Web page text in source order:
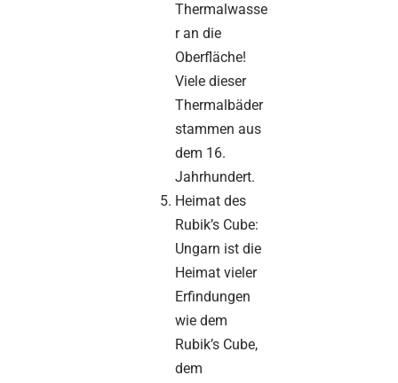
Thermalwasse
r an die
Oberfläche!
Viele dieser
Thermalbäder
stammen aus
dem 16.
Jahrhundert.
Heimat des
Rubik’s Cube:
Ungarn ist die
Heimat vieler
Erfindungen
wie dem
Rubik’s Cube,
dem